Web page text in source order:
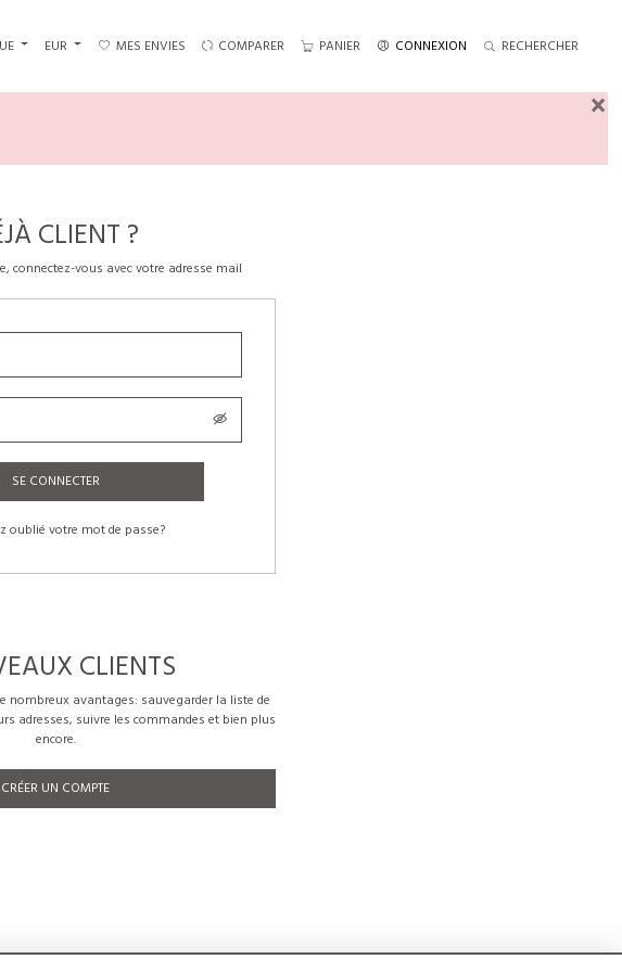
EUR MES ENVIES COMPARER PANIER CONNEXION RECHERCHER
×
CLIENT ?
connectez-vous avec votre adresse mail
SE CONNECTER
oublié votre mot de passe?
CLIENTS
nombreux avantages: sauvegarder la liste de
adresses, suivre les commandes et bien plus
encore.
CRÉER UN COMPTE